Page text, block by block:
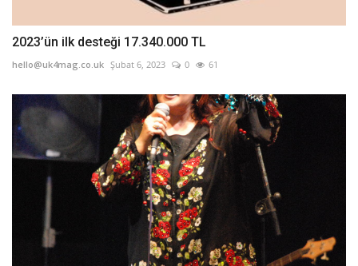
2023’ün ilk desteği 17.340.000 TL
hello@uk4mag.co.uk Şubat 6, 2023 0 61